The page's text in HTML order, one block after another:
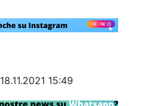
18.11.2021 15:49